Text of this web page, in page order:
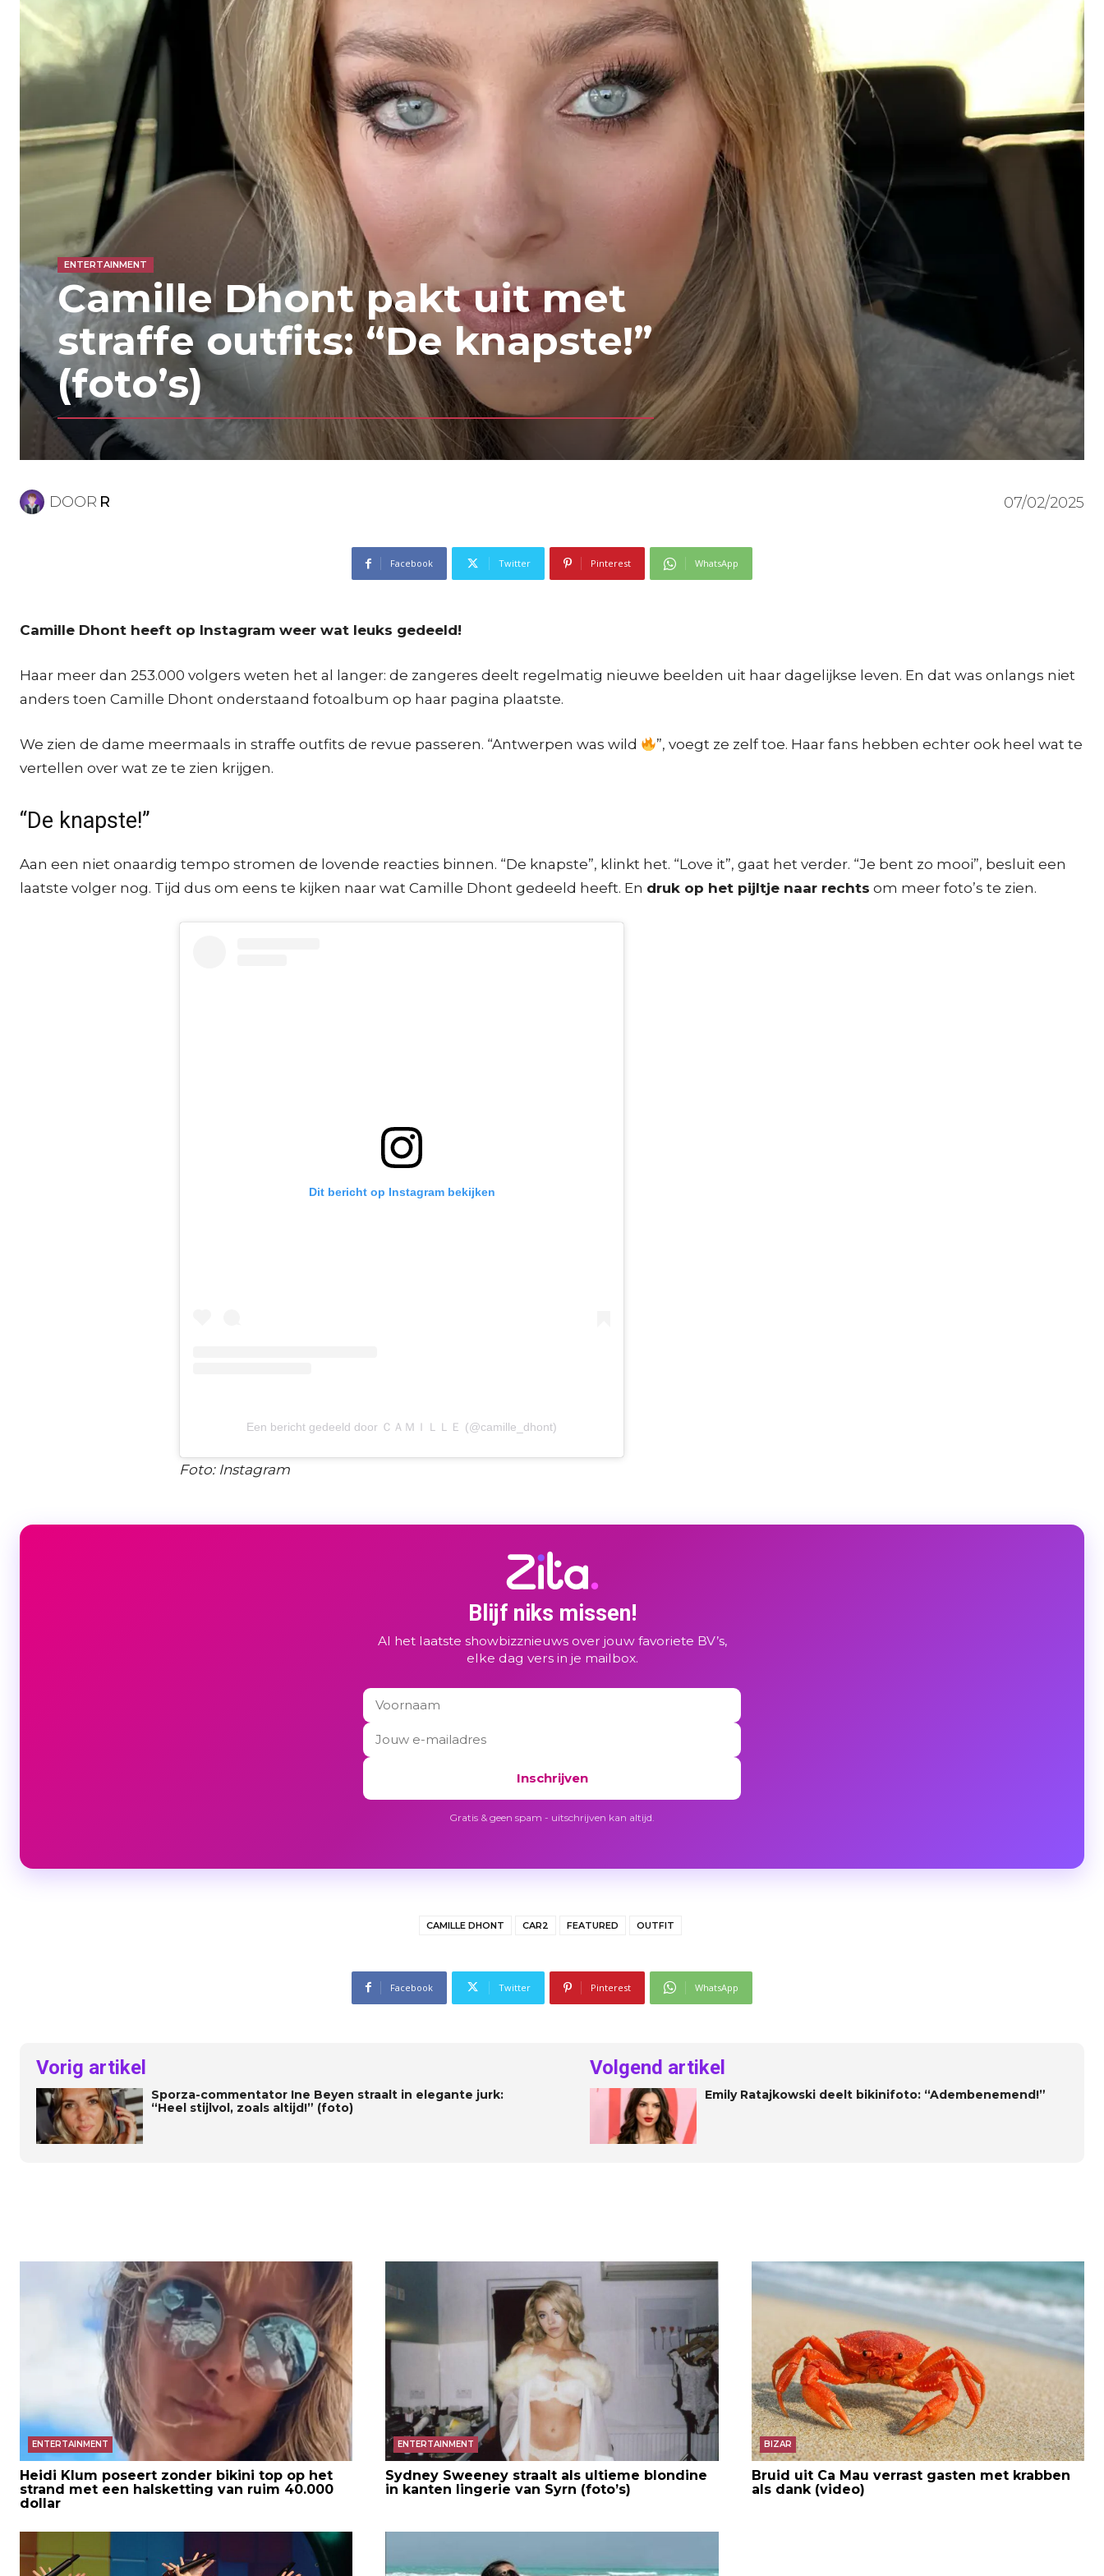
ENTERTAINMENT
Camille Dhont pakt uit met
straffe outfits: “De knapste!”
(foto’s)
DOOR R 07/02/2025
Facebook Twitter Pinterest WhatsApp
Camille Dhont heeft op Instagram weer wat leuks gedeeld!
Haar meer dan 253.000 volgers weten het al langer: de zangeres deelt regelmatig nieuwe beelden uit haar dagelijkse leven. En dat was onlangs niet
anders toen Camille Dhont onderstaand fotoalbum op haar pagina plaatste.
We zien de dame meermaals in straffe outfits de revue passeren. “Antwerpen was wild
”, voegt ze zelf toe. Haar fans hebben echter ook heel wat te
vertellen over wat ze te zien krijgen.
“De knapste!”
Aan een niet onaardig tempo stromen de lovende reacties binnen. “De knapste”, klinkt het. “Love it”, gaat het verder. “Je bent zo mooi”, besluit een
laatste volger nog. Tijd dus om eens te kijken naar wat Camille Dhont gedeeld heeft. En druk op het pijltje naar rechts om meer foto’s te zien.
Dit bericht op Instagram bekijken
Een bericht gedeeld door ＣＡＭＩＬＬＥ (@camille_dhont)
Foto: Instagram
Blijf niks missen!
Al het laatste showbizznieuws over jouw favoriete BV’s,
elke dag vers in je mailbox.
Inschrijven
Gratis & geen spam - uitschrijven kan altijd.
CAMILLE DHONT CAR2 FEATURED OUTFIT
Facebook Twitter Pinterest WhatsApp
Vorig artikel
Sporza-commentator Ine Beyen straalt in elegante jurk:
“Heel stijlvol, zoals altijd!” (foto)
Volgend artikel
Emily Ratajkowski deelt bikinifoto: “Adembenemend!”
ENTERTAINMENT
Heidi Klum poseert zonder bikini top op het
strand met een halsketting van ruim 40.000
dollar
ENTERTAINMENT
Sydney Sweeney straalt als ultieme blondine
in kanten lingerie van Syrn (foto’s)
BIZAR
Bruid uit Ca Mau verrast gasten met krabben
als dank (video)